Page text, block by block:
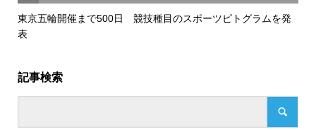
東京五輪開催まで500日 競技種目のスポーツピトグラムを発
表
記事検索